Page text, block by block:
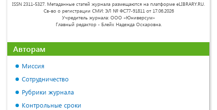
ISSN 2311-5327. Метаданные статей журнала размещаются на платформе eLIBRARY.RU.
Св-во о регистрации СМИ: ЭЛ № ФС77-91811 от 17.06.2026
Учредитель журнала: ООО «Юниверсум»
Главный редактор - Блейх Надежда Оскаровна.
Авторам
Миссия
Сотрудничество
Рубрики журнала
Контрольные сроки